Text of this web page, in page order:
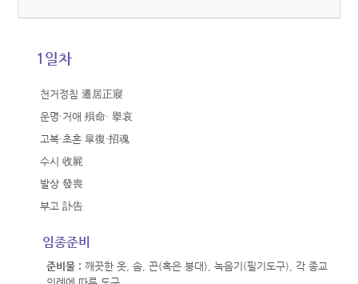
1일차
천거정침 遷居正寢
운명·거애 殞命· 擧哀
고복·초혼 皐復·招魂
수시 收屍
발상 發喪
부고 訃告
임종준비
준비물 : 깨끗한 옷, 솜, 끈(혹은 붕대), 녹음기(필기도구), 각 종교